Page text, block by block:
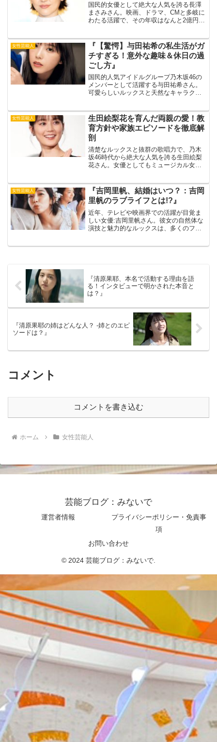
国民的女優として絶大な人気を誇る長澤
まさみさん。映画、ドラマ、CMと多岐に
わたる活躍で、その年収はなんと2億円を
さんの推定年収とその使い道について徹
底調査！華やかな芸能...
女性芸能人
『【驚愕】与田祐希の私生活がガ
チすぎる！意外な趣味＆休日の過
ごし方』
国民的人気アイドルグループ乃木坂46の
メンバーとして活躍する与田祐希さん。
可愛らしいルックスと天然なキャラクタ
チ！？今回は、知られざる与田祐希さん
のプライベートに迫ります...
女性芸能人
生田絵梨花を育んだ両親の愛！教
育方針や家族エピソードを徹底解
剖
清楚なルックスと抜群の歌唱力で、乃木
坂46時代から絶大な人気を誇る生田絵梨
花さん。女優としてもミュージカル女優
にあるのでしょうか？その答えを探るべ
く、今回は生田絵梨花さ...
女性芸能人
『吉岡里帆、結婚はいつ？：吉岡
里帆のラブライフとは!?』
近年、テレビや映画界での活躍が目覚ま
しい女優:吉岡里帆さん。彼女の自然体な
演技と魅力的なルックスは、多くのファ
『清原果耶、本名で活動する理由を語
る！インタビューで明かされた本音と
は？』
『清原果耶の姉はどんな人？ -姉とのエピ
ソードは？』
コメント
コメントを書き込む
ホーム 女性芸能人
芸能ブログ：みないで
運営者情報
プライバシーポリシー・免責事
項
お問い合わせ
© 2024 芸能ブログ：みないで.